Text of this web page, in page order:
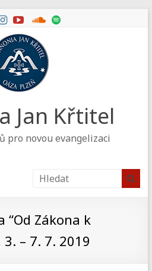
Jan Křtitel
pro novou evangelizaci
“Od Zákona k
– 7. 7. 2019